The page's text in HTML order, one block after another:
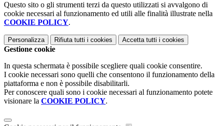
Questo sito o gli strumenti terzi da questo utilizzati si avvalgono di
cookie necessari al funzionamento ed utili alle finalità illustrate nella
COOKIE POLICY.
Personalizza Rifiuta tutti i cookies Accetta tutti i cookies
Gestione cookie
In questa schermata è possibile scegliere quali cookie consentire.
I cookie necessari sono quelli che consentono il funzionamento della
piattaforma e non è possibile disabilitarli.
Per conoscere quali sono i cookie necessari al funzionamento potete
visionare la COOKIE POLICY.